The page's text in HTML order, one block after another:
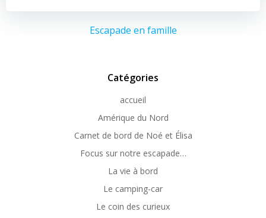
Escapade en famille
Catégories
accueil
Amérique du Nord
Carnet de bord de Noé et Élisa
Focus sur notre escapade…
La vie à bord
Le camping-car
Le coin des curieux